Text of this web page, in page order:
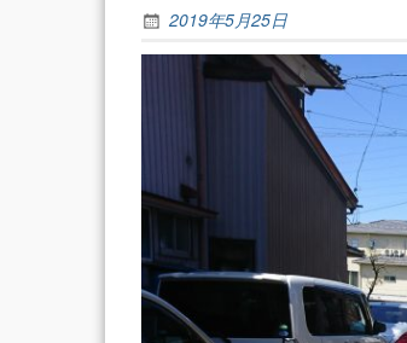
2019年5月25日